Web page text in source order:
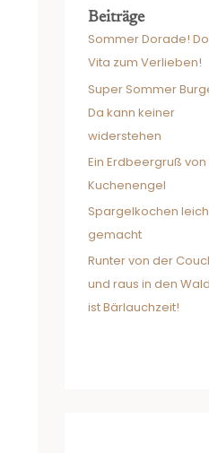
Beiträge
Sommer Dorade!
Vita zum Verlieben!
Super Sommer
Da kann keiner
widerstehen
Ein Erdbeergruß von
Kuchenengel
Spargelkochen
gemacht
Runter von der
und raus in den
ist Bärlauchzeit!